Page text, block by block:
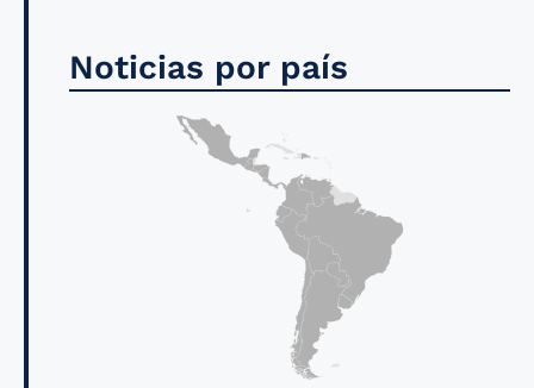
Noticias por país